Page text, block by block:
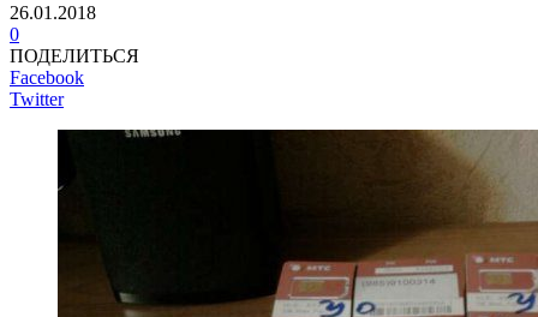
26.01.2018
0
ПОДЕЛИТЬСЯ
Facebook
Twitter